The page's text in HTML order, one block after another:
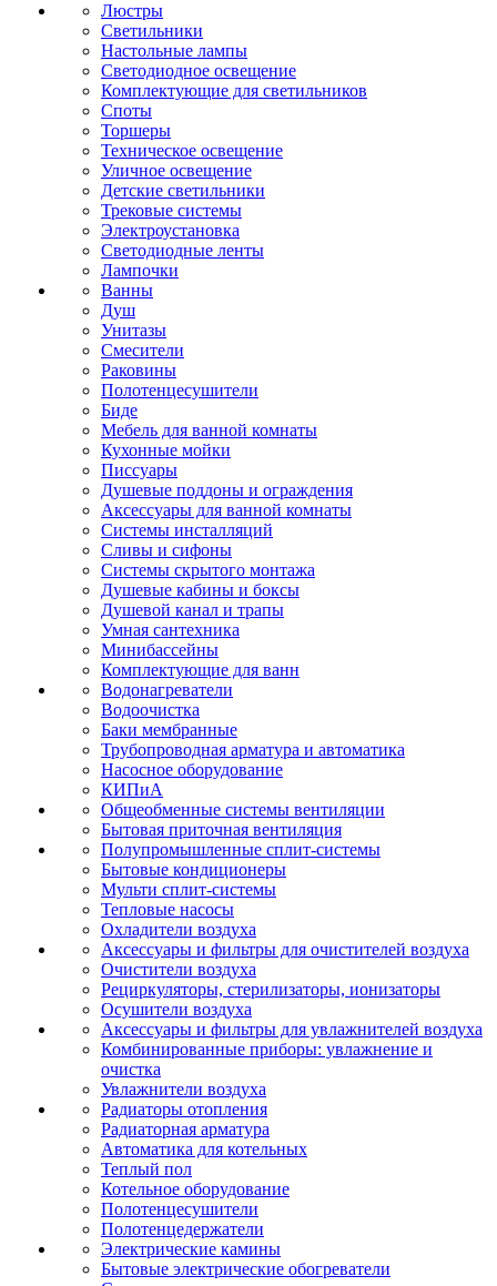
Люстры
Светильники
Настольные лампы
Светодиодное освещение
Комплектующие для светильников
Споты
Торшеры
Техническое освещение
Уличное освещение
Детские светильники
Трековые системы
Электроустановка
Светодиодные ленты
Лампочки
Ванны
Душ
Унитазы
Смесители
Раковины
Полотенцесушители
Биде
Мебель для ванной комнаты
Кухонные мойки
Писсуары
Душевые поддоны и ограждения
Аксессуары для ванной комнаты
Системы инсталляций
Сливы и сифоны
Системы скрытого монтажа
Душевые кабины и боксы
Душевой канал и трапы
Умная сантехника
Минибассейны
Комплектующие для ванн
Водонагреватели
Водоочистка
Баки мембранные
Трубопроводная арматура и автоматика
Насосное оборудование
КИПиА
Общеобменные системы вентиляции
Бытовая приточная вентиляция
Полупромышленные сплит-системы
Бытовые кондиционеры
Мульти сплит-системы
Тепловые насосы
Охладители воздуха
Аксессуары и фильтры для очистителей воздуха
Очистители воздуха
Рециркуляторы, стерилизаторы, ионизаторы
Осушители воздуха
Аксессуары и фильтры для увлажнителей воздуха
Комбинированные приборы: увлажнение и
очистка
Увлажнители воздуха
Радиаторы отопления
Радиаторная арматура
Автоматика для котельных
Теплый пол
Котельное оборудование
Полотенцесушители
Полотенцедержатели
Электрические камины
Бытовые электрические обогреватели